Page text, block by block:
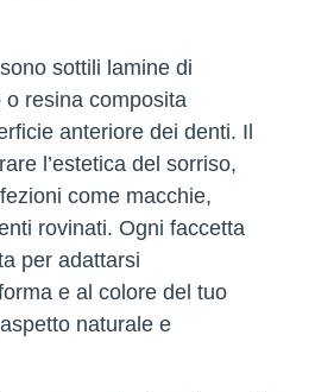
sottili lamine di
resina composita
anteriore dei denti. Il
l’estetica del sorriso,
come macchie,
rovinati. Ogni faccetta
per adattarsi
e al colore del tuo
naturale e